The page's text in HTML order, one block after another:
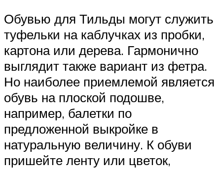
Обувью для Тильды могут служить
туфельки на каблучках из пробки,
картона или дерева. Гармонично
выглядит также вариант из фетра.
Но наиболее приемлемой является
обувь на плоской подошве,
например, балетки по
предложенной выкройке в
натуральную величину. К обуви
пришейте ленту или цветок,